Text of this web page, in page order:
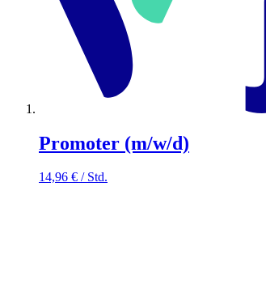
Promoter (m/w/d)
14,96 € / Std.